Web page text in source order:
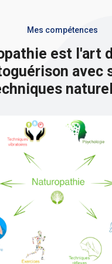
Mes compétences
est l'art
avec